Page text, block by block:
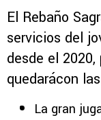
El Rebaño
servicios del
desde el
quedarácon
La gran